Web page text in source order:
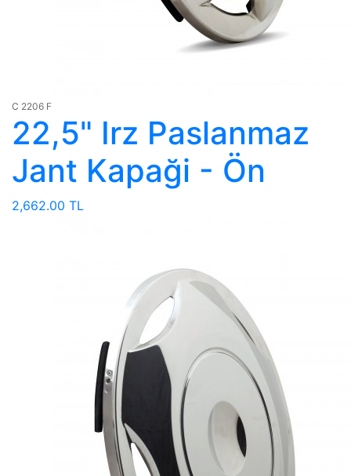
C 2206 F
22,5" Irz Paslanmaz
Jant Kapaği - Ön
2,662.00 TL